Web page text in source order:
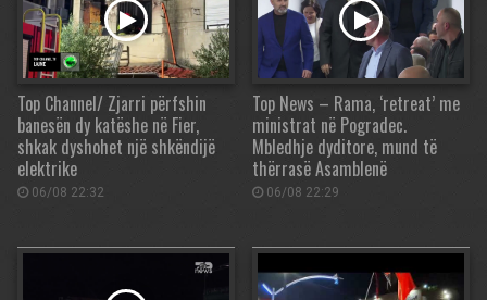
Top Channel/ Zjarri përfshin
banesën dy katëshe në Fier,
shkak dyshohet një shkëndijë
elektrike
06/08 22:32
Top News – Rama, ‘retreat’ me
ministrat në Pogradec.
Mbledhje dyditore, mund të
thërrasë Asamblenë
06/08 22:29